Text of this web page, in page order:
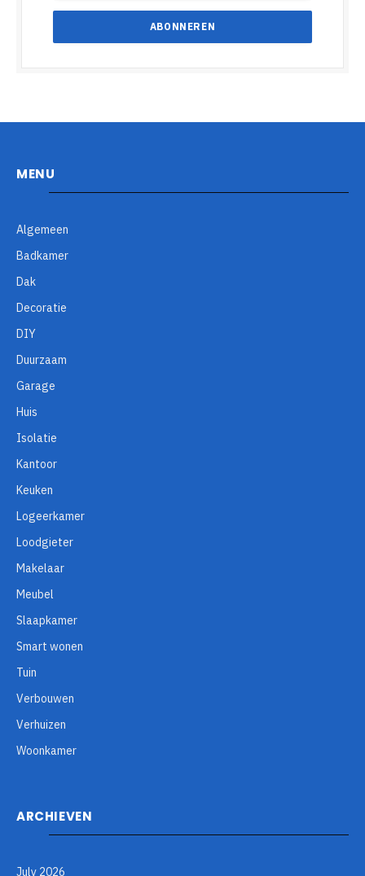
MENU
Algemeen
Badkamer
Dak
Decoratie
DIY
Duurzaam
Garage
Huis
Isolatie
Kantoor
Keuken
Logeerkamer
Loodgieter
Makelaar
Meubel
Slaapkamer
Smart wonen
Tuin
Verbouwen
Verhuizen
Woonkamer
ARCHIEVEN
July 2026